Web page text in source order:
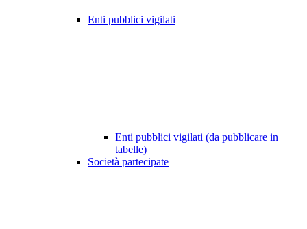
Enti pubblici vigilati
Enti pubblici vigilati (da pubblicare in
tabelle)
Società partecipate